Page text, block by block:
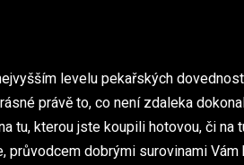
levelu pekařských
právě to, co není zdaleka
tu, kterou jste koupili hotovou, či na
dobrými surovinami